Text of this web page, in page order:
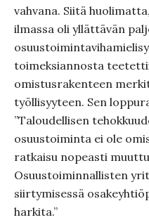
vahvana. Siitä
ilmassa oli yllättävän
toimeksiannosta
omistusrakenteen
työllisyyteen. Sen
”Taloudellisen
osuustoiminta ei ole
ratkaisu nopeasti
Osuustoiminnallisten
siirtymisessä
harkita.”